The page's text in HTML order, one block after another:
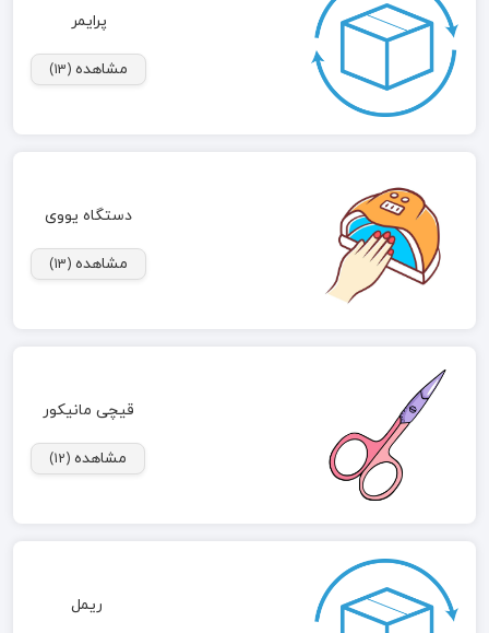
پرایمر
مشاهده (13)
دستگاه یووی
مشاهده (13)
قیچی مانیکور
مشاهده (12)
ریمل